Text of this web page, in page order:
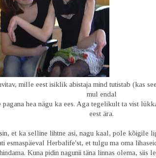
mille eest isiklik abistaja mind tutistab (kas
mul endal
pagana hea nägu ka ees. Aga tegelikult ta vist
eest ära.
et ka selline lihtne asi, nagu kaal, pole kõigile
esmaspäeval Herbalife'st, et tulgu ma oma
Kuna pidin nagunii täna linnas olema, siis